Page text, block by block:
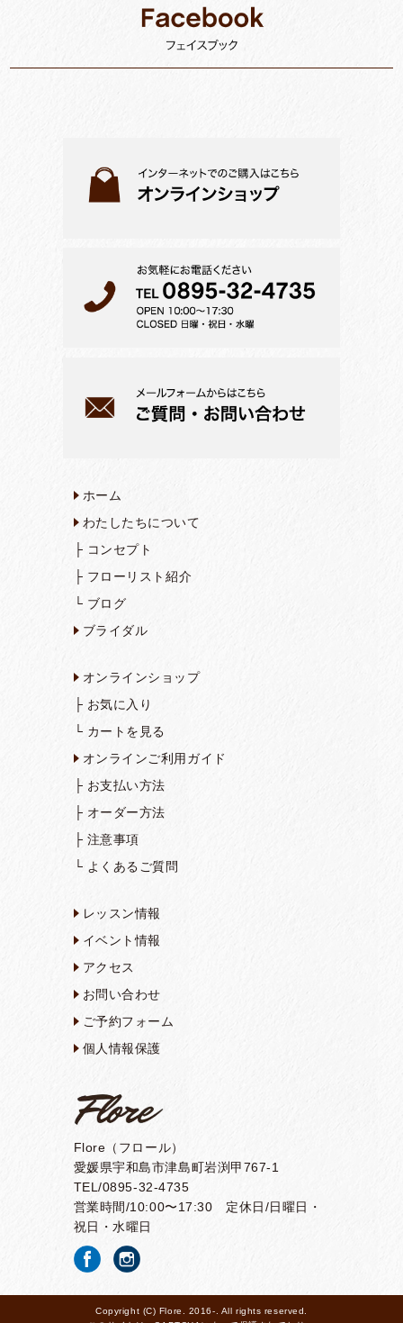
津･･･
2022/1/17
e-2015.com/?post_type=blog&p
=･･･
2021/6/22
いつもご愛顧賜りまして誠にあ
りがとうございます。 Floreで
レッスン再開のご案内
して 休止しておりましたレッス
ーと癒しをも･･･
2020/4/18
母の日2020
母の日についてお客様にご案内
す。 今年の母の日は5/10㈰で
す。 今年も「お母さんいつもあ
りがとう♡･･･
2020/4/18
全国緊急事態宣言を受けて今
こんにちは 昨日の全国緊急事態
ついてお客様へのお願いととも
2020/1/14
1day ステップアップレッ
した 「ステップアップレッス
だきます
げるきっかけと･･･
ホーム
わたしたちについて
├ コンセプト
├ フローリスト紹介
└ ブログ
ブライダル
オンラインショップ
├ お気に入り
└ カートを見る
オンラインご利用ガイド
├ お支払い方法
├ オーダー方法
├ 注意事項
└ よくあるご質問
レッスン情報
イベント情報
アクセス
お問い合わせ
ご予約フォーム
個人情報保護
Flore（フロール）
愛媛県宇和島市津島町岩渕甲767-1
TEL/0895-32-4735
営業時間/10:00〜17:30 定休日/日曜日・
祝日・水曜日
Copyright (C) Flore. 2016-. All rights reserved.